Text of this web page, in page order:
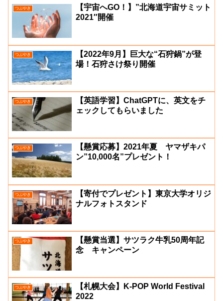
つぶやき
【宇宙へGO！】”北海道宇宙サミット
2021″開催
つぶやき
【2022年9月】巨大な“石狩鍋”が登
場！石狩さけ祭り開催
つぶやき
【英語学習】ChatGPTに、英文をチ
ェックしてもらいました
つぶやき
【懸賞応募】2021年夏 ヤマザキパ
ン”10,000名”プレゼント！
つぶやき
【寄付でプレゼント】東京大学オリジ
ナルフォトスタンド
つぶやき
【懸賞当選】サツラク牛乳50周年記
念 キャンペーン
つぶやき
【札幌大会】K-POP World Festival
2022